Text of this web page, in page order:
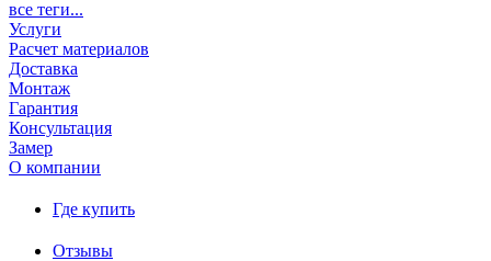
все теги...
Услуги
Расчет материалов
Доставка
Монтаж
Гарантия
Консультация
Замер
О компании
Где купить
Отзывы